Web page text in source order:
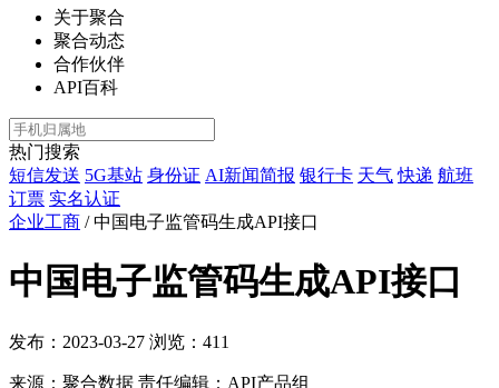
关于聚合
聚合动态
合作伙伴
API百科
热门搜索
短信发送 5G基站 身份证 AI新闻简报 银行卡 天气 快递 航班
订票 实名认证
企业工商 / 中国电子监管码生成API接口
中国电子监管码生成API接口
发布：2023-03-27 浏览： 411
来源：聚合数据 责任编辑：API产品组